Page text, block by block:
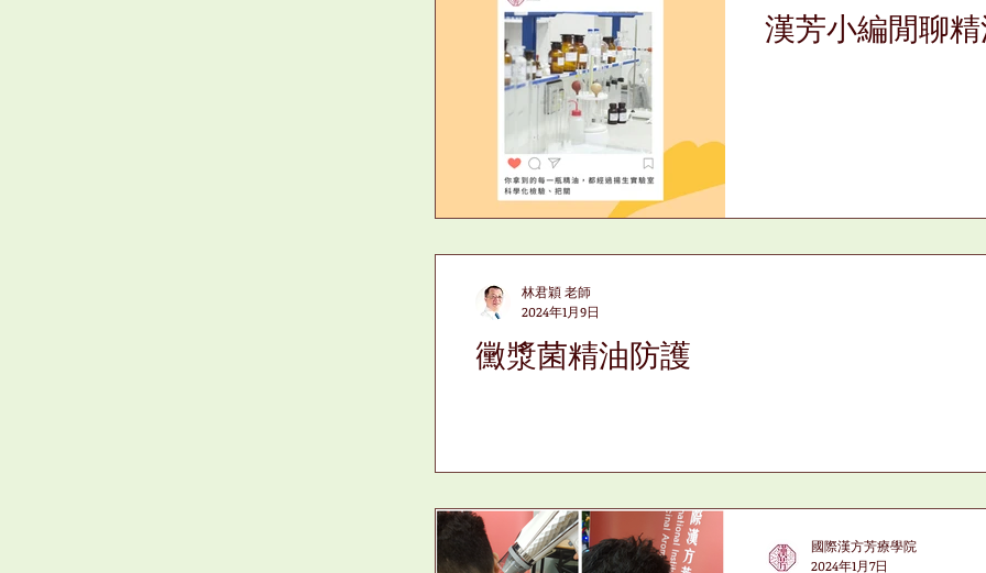
漢芳小編閒聊
黴漿菌精油防護
林君穎 老師
2024年1月9日
國際漢方芳療學院
2024年1月7日